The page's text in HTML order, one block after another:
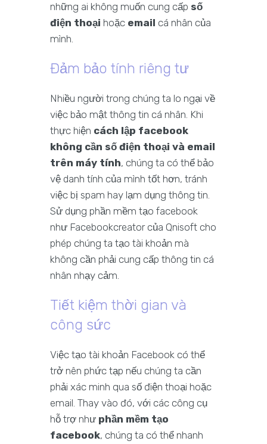
những ai không muốn cung cấp số
điện thoại hoặc email cá nhân của
mình.
Đảm bảo tính riêng tư
Nhiều người trong chúng ta lo ngại về
việc bảo mật thông tin cá nhân. Khi
thực hiện cách lập facebook
không cần số điện thoại và email
trên máy tính, chúng ta có thể bảo
vệ danh tính của mình tốt hơn, tránh
việc bị spam hay lạm dụng thông tin.
Sử dụng phần mềm tạo facebook
như Facebookcreator của Qnisoft cho
phép chúng ta tạo tài khoản mà
không cần phải cung cấp thông tin cá
nhân nhạy cảm.
Tiết kiệm thời gian và
công sức
Việc tạo tài khoản Facebook có thể
trở nên phức tạp nếu chúng ta cần
phải xác minh qua số điện thoại hoặc
email. Thay vào đó, với các công cụ
hỗ trợ như phần mềm tạo
facebook, chúng ta có thể nhanh